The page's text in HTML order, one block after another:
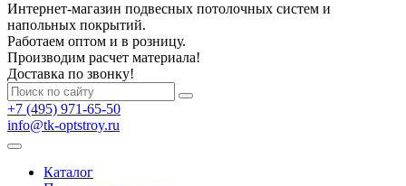
Интернет-магазин подвесных потолочных систем и
напольных покрытий.
Работаем оптом и в розницу.
Производим расчет материала!
Доставка по звонку!
+7 (495) 971-65-50
info@tk-optstroy.ru
Каталог